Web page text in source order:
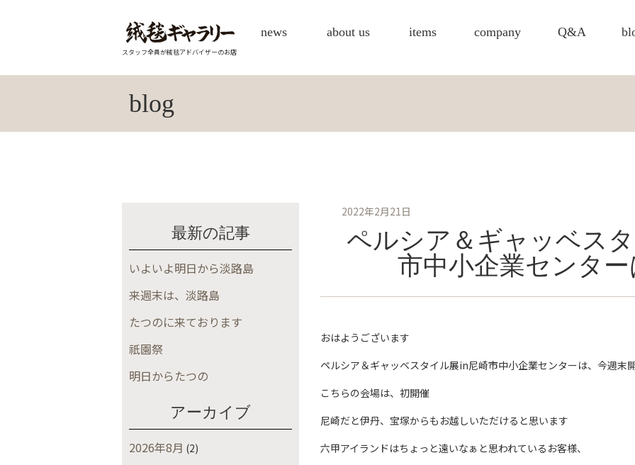
スタッフ全員が絨毯アドバイザーのお店
news about us items company Q&A
blog
最新の記事
いよいよ明日から淡路島
来週末は、淡路島
たつのに来ております
祇園祭
明日からたつの
アーカイブ
2026年8月 (2)
2022年2月21日
ペルシア＆ギャッベス
市中小企業センタ
おはようございます
ペルシア＆ギャッベスタイル展in尼崎市中小企業センターは、今週末
こちらの会場は、初開催
尼崎だと伊丹、宝塚からもお越しいただけると思います
六甲アイランドはちょっと遠いなぁと思われているお客様、